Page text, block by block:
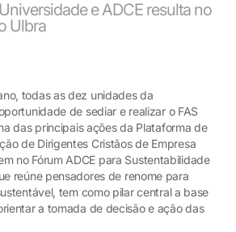
e ADCE resulta no
Ulbra
todas as dez unidades da
de sediar e realizar o FAS
das principais ações da Plataforma de
de Dirigentes Cristãos de Empresa
no Fórum ADCE para Sustentabilidade
reúne pensadores de renome para
tem como pilar central a base
a tomada de decisão e ação das